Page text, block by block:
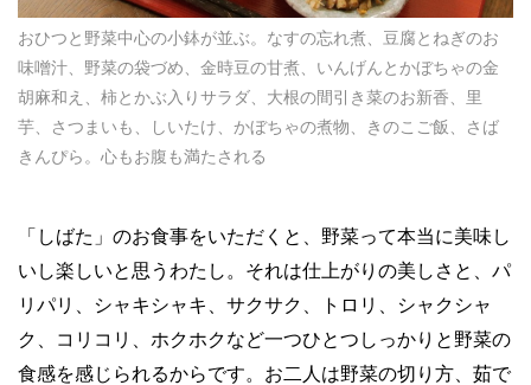
おひつと野菜中心の小鉢が並ぶ。なすの忘れ煮、豆腐とねぎのお
味噌汁、野菜の袋づめ、金時豆の甘煮、いんげんとかぼちゃの金
胡麻和え、柿とかぶ入りサラダ、大根の間引き菜のお新香、里
芋、さつまいも、しいたけ、かぼちゃの煮物、きのこご飯、さば
きんぴら。心もお腹も満たされる
「しばた」のお食事をいただくと、野菜って本当に美味し
いし楽しいと思うわたし。それは仕上がりの美しさと、パ
リパリ、シャキシャキ、サクサク、トロリ、シャクシャ
ク、コリコリ、ホクホクなど一つひとつしっかりと野菜の
食感を感じられるからです。お二人は野菜の切り方、茹で